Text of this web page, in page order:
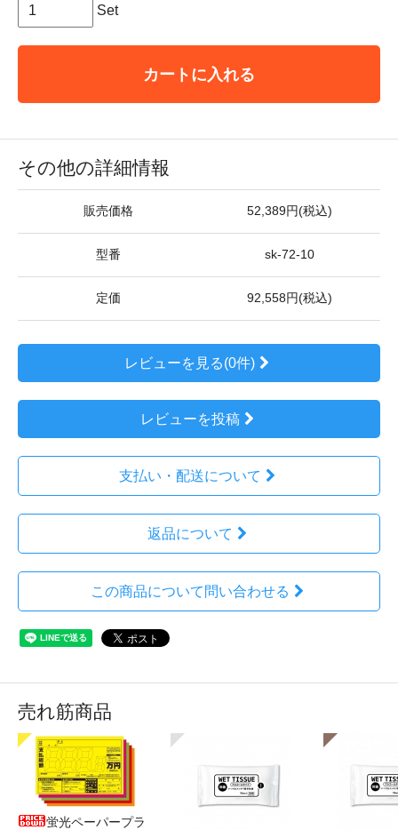
Set
カートに入れる
その他の詳細情報
販売価格 52,389円(税込)
型番 sk-72-10
定価 92,558円(税込)
レビューを見る(0件)
レビューを投稿
支払い・配送について
返品について
この商品について問い合わせる
売れ筋商品
蛍光ペーパープラ